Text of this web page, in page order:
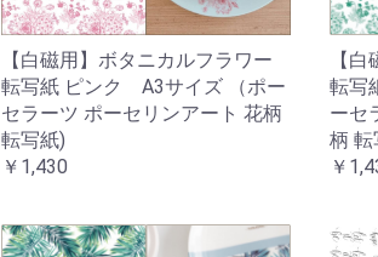
【白磁用】ボタニカルフラワー
転写紙 ピンク A3サイズ （ポー
セラーツ ポーセリンアート 花柄
転写紙)
￥1,430
【
転写
ーセ
柄 転
￥